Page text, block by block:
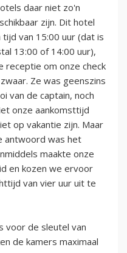
daar niet zo'n
zijn. Dit hotel
van 15:00 uur (dat is
13:00 of 14:00 uur),
receptie om onze check
Ze was geenszins
van de captain, noch
onze aankomsttijd
op vakantie zijn. Maar
antwoord was het
maakte onze
en kozen we ervoor
van vier uur uit te
voor de sleutel van
de kamers maximaal